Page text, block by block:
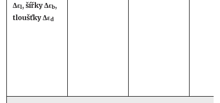
Δεl, šířky Δεb,
tloušťky Δεd